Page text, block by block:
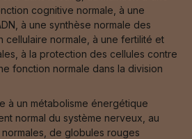
cognitive normale, à une
à une synthèse normale des
cellulaire normale, à une fertilité et
à la protection des cellules contre
fonction normale dans la division
à un métabolisme énergétique
normal du système nerveux, au
de globules rouges